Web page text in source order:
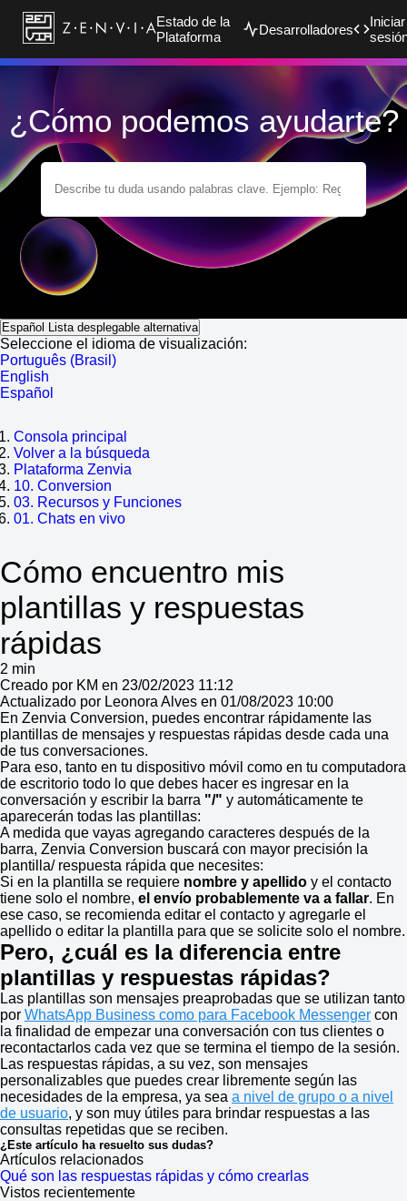
Estado de la
Plataforma
Desarrolladores
Iniciar
¿Cómo podemos ayudarte?
Español Lista desplegable alternativa
Seleccione el idioma de visualización:
Português (Brasil)
English
Español
Consola principal
Volver a la búsqueda
Plataforma Zenvia
10. Conversion
03. Recursos y Funciones
01. Chats en vivo
Cómo encuentro mis
plantillas y respuestas
rápidas
2 min
Creado por KM en 23/02/2023 11:12
Actualizado por Leonora Alves en 01/08/2023 10:00
En Zenvia Conversion, puedes encontrar rápidamente las
plantillas de mensajes y respuestas rápidas desde cada una
de tus conversaciones.
Para eso, tanto en tu dispositivo móvil como en tu computadora
de escritorio todo lo que debes hacer es ingresar en la
conversación y escribir la barra "/" y automáticamente te
aparecerán todas las plantillas:
A medida que vayas agregando caracteres después de la
barra, Zenvia Conversion buscará con mayor precisión la
plantilla/ respuesta rápida que necesites:
Si en la plantilla se requiere nombre y apellido y el contacto
tiene solo el nombre, el envío probablemente va a fallar. En
ese caso, se recomienda editar el contacto y agregarle el
apellido o editar la plantilla para que se solicite solo el nombre.
Pero, ¿cuál es la diferencia entre
plantillas y respuestas rápidas?
Las plantillas son mensajes preaprobadas que se utilizan tanto
por WhatsApp Business como para Facebook Messenger con
la finalidad de empezar una conversación con tus clientes o
recontactarlos cada vez que se termina el tiempo de la sesión.
Las respuestas rápidas, a su vez, son mensajes
personalizables que puedes crear libremente según las
necesidades de la empresa, ya sea a nivel de grupo o a nivel
de usuario, y son muy útiles para brindar respuestas a las
consultas repetidas que se reciben.
¿Este artículo ha resuelto sus dudas?
Artículos relacionados
Qué son las respuestas rápidas y cómo crearlas
Vistos recientemente